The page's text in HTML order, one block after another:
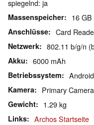
spiegelnd: ja
Massenspeicher 16
Anschlüsse Card
Netzwerk 802.11 b/g/n
Akku 6000 mAh
Betriebssystem
Kamera Primary
Gewicht 1.29 kg
Links Archos Startseite